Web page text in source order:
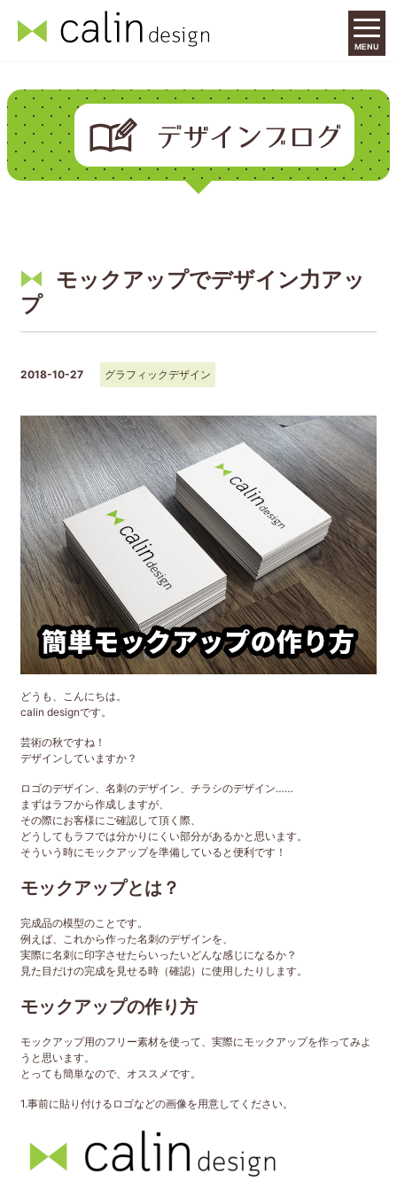
MENU
モックアップでデザイン力アッ
プ
2018-10-27 グラフィックデザイン
どうも、こんにちは。
calin designです。
芸術の秋ですね！
デザインしていますか？
ロゴのデザイン、名刺のデザイン、チラシのデザイン……
まずはラフから作成しますが、
その際にお客様にご確認して頂く際、
どうしてもラフでは分かりにくい部分があるかと思います。
そういう時にモックアップを準備していると便利です！
モックアップとは？
完成品の模型のことです。
例えば、これから作った名刺のデザインを、
実際に名刺に印字させたらいったいどんな感じになるか？
見た目だけの完成を見せる時（確認）に使用したりします。
モックアップの作り方
モックアップ用のフリー素材を使って、実際にモックアップを作ってみよ
うと思います。
とっても簡単なので、オススメです。
1.事前に貼り付けるロゴなどの画像を用意してください。